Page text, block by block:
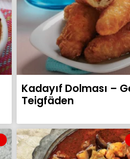
Kadayıf Dolması –
Teigfäden